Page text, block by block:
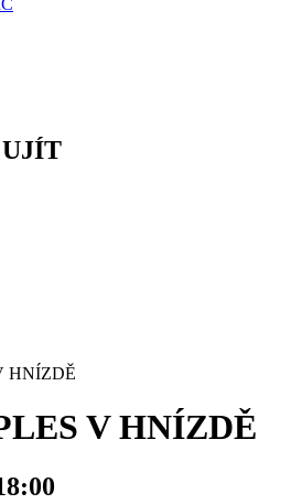
HNÍZDĚ
V HNÍZDĚ